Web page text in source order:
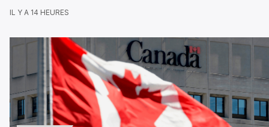
IL Y A 14 HEURES